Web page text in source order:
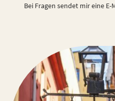
Bei Fragen sendet mir eine